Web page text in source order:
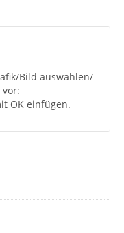
Bild auswählen/
OK einfügen.